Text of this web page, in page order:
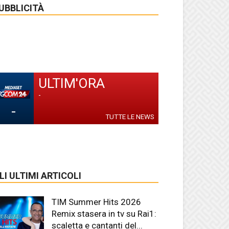
-
ULTIM'ORA
-
TUTTE LE NEWS
ULTIMI ARTICOLI
TIM Summer Hits 2026
Remix stasera in tv su Rai1:
scaletta e cantanti del...